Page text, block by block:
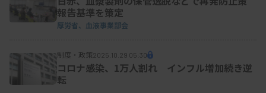
報告基準を策定
厚労省、血液事業部会
制度・政策2025.10.29 05:30
コロナ感染、1万人割れ インフル増加続き逆
転